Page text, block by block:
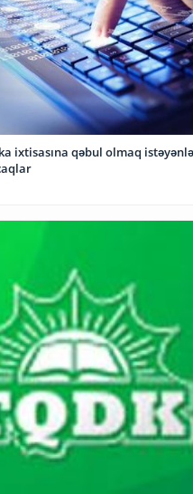
ixtisasına qəbul olmaq